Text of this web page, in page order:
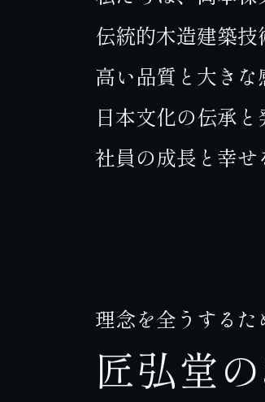
伝統的木造建築技
高い品質と大きな
日本文化の伝承と
社員の成長と幸せ
理念を全うするた
匠弘堂